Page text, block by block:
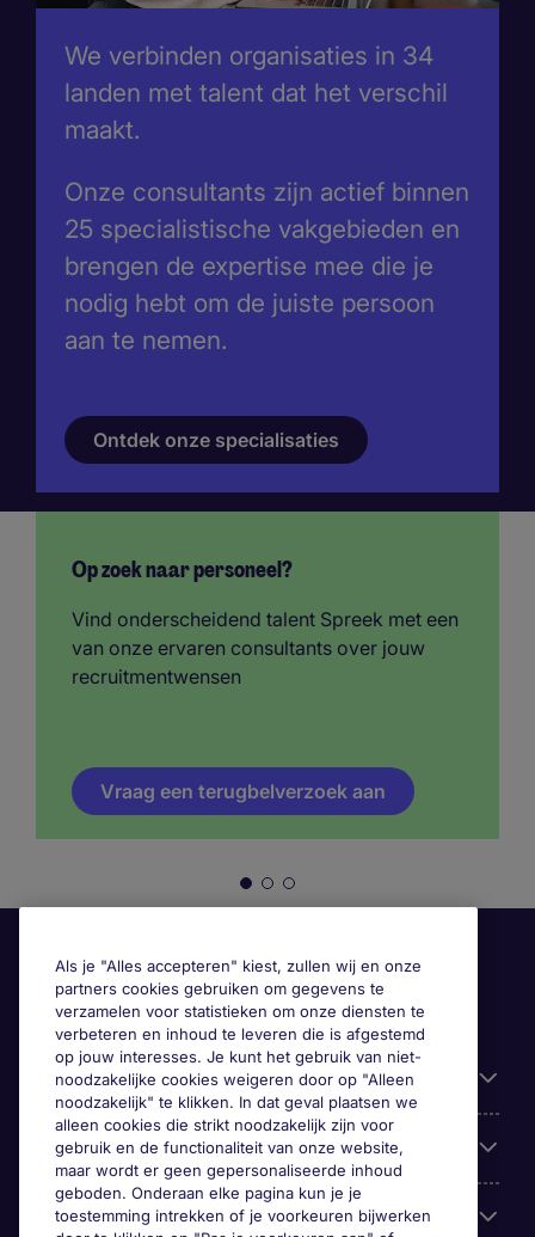
We verbinden organisaties in 34
landen met talent dat het verschil
maakt.
Onze consultants zijn actief binnen
25 specialistische vakgebieden en
brengen de expertise mee die je
nodig hebt om de juiste persoon
aan te nemen.
Ontdek onze specialisaties
Op zoek naar personeel?
Vind onderscheidend talent Spreek met een
van onze ervaren consultants over jouw
recruitmentwensen
Vraag een terugbelverzoek aan
Handige informatie
Onze expertise
Google Rating
Als je "Alles accepteren" kiest, zullen wij en onze
partners cookies gebruiken om gegevens te
verzamelen voor statistieken om onze diensten te
verbeteren en inhoud te leveren die is afgestemd
op jouw interesses. Je kunt het gebruik van niet-
noodzakelijke cookies weigeren door op "Alleen
noodzakelijk" te klikken. In dat geval plaatsen we
alleen cookies die strikt noodzakelijk zijn voor
gebruik en de functionaliteit van onze website,
maar wordt er geen gepersonaliseerde inhoud
geboden. Onderaan elke pagina kun je je
toestemming intrekken of je voorkeuren bijwerken